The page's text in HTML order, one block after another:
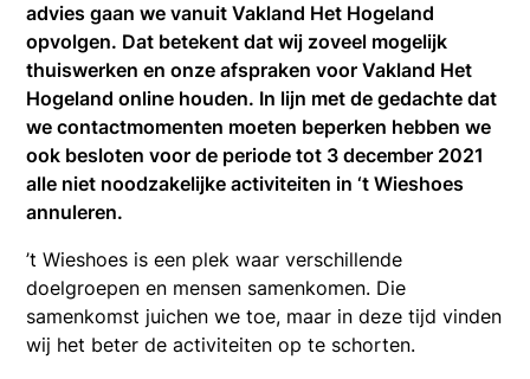
advies gaan we vanuit Vakland Het Hogeland
opvolgen. Dat betekent dat wij zoveel mogelijk
thuiswerken en onze afspraken voor Vakland Het
Hogeland online houden. In lijn met de gedachte dat
we contactmomenten moeten beperken hebben we
ook besloten voor de periode tot 3 december 2021
alle niet noodzakelijke activiteiten in ‘t Wieshoes
annuleren.
’t Wieshoes is een plek waar verschillende
doelgroepen en mensen samenkomen. Die
samenkomst juichen we toe, maar in deze tijd vinden
wij het beter de activiteiten op te schorten.